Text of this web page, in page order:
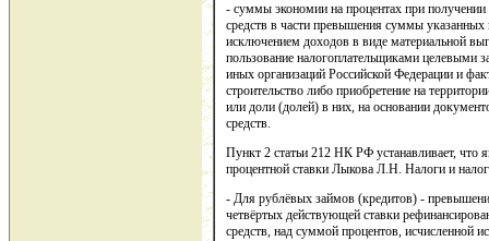
- суммы экономии на процентах при
средств в части превышения суммы
исключением доходов в виде материальной
пользование налогоплательщиками
иных организаций Российской Федерации и
строительство либо приобретение на
или доли (долей) в них, на основании
средств.
Пункт 2 статьи 212 НК РФ устанавливает, что
процентной ставки Лыкова Л.Н. Налоги и
- Для рублёвых займов (кредитов) -
четвёртых действующей ставки
средств, над суммой процентов, исчисленной